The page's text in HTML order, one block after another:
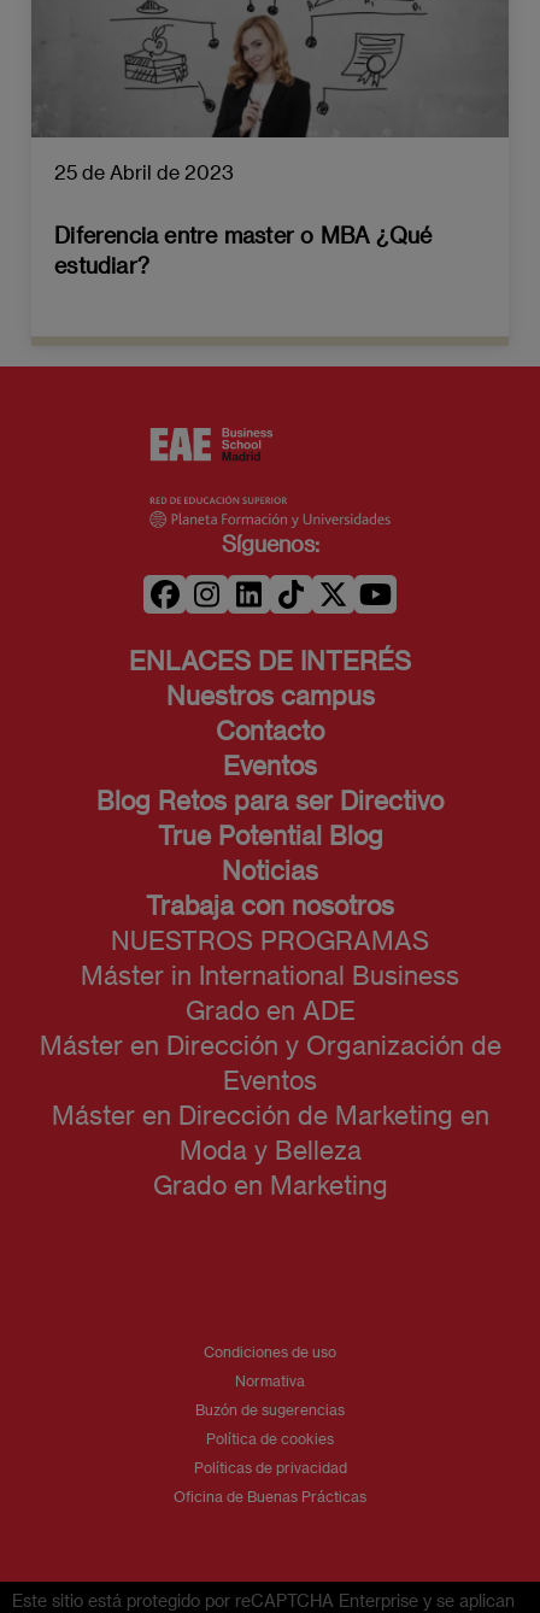
25 de Abril de 2023
Diferencia entre master o MBA ¿Qué
estudiar?
Síguenos:
ENLACES DE INTERÉS
Nuestros campus
Contacto
Eventos
Blog Retos para ser Directivo
True Potential Blog
Noticias
Trabaja con nosotros
NUESTROS PROGRAMAS
Máster in International Business
Grado en ADE
Máster en Dirección y Organización de
Eventos
Máster en Dirección de Marketing en
Moda y Belleza
Grado en Marketing
Condiciones de uso
Normativa
Buzón de sugerencias
Política de cookies
Políticas de privacidad
Oficina de Buenas Prácticas
Este sitio está protegido por reCAPTCHA Enterprise y se aplican